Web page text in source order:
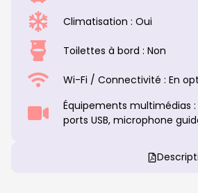
Climatisation : Oui
Toilettes à bord : Non
Wi-Fi / Connectivité : En
Équipements multimédias
ports USB, microphone